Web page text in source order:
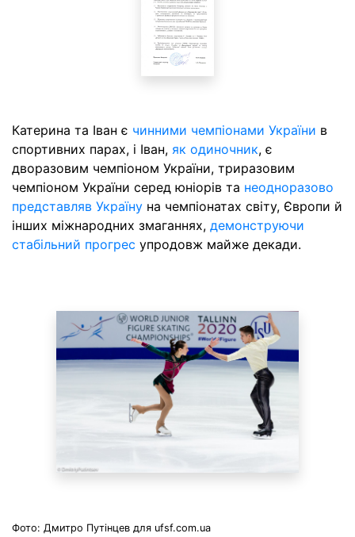
Катерина та Іван є чинними чемпіонами України в
спортивних парах, і Іван, як одиночник, є
дворазовим чемпіоном України, триразовим
чемпіоном України серед юніорів та неодноразово
представляв Україну на чемпіонатах світу, Європи й
інших міжнародних змаганнях, демонструючи
стабільний прогрес упродовж майже декади.
Фото: Дмитро Путінцев для ufsf.com.ua